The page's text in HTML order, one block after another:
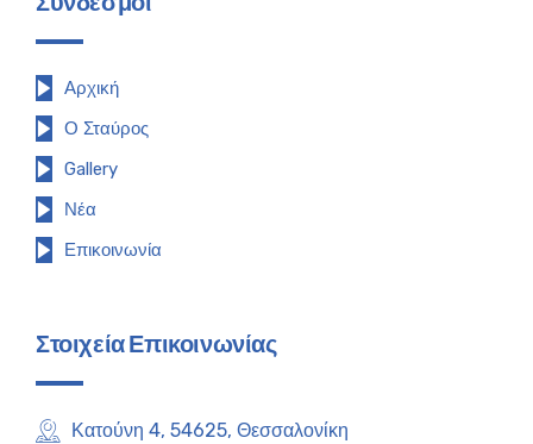
Αρχική
Ο Σταύρος
Gallery
Νέα
Επικοινωνία
Στοιχεία Επικοινωνίας
Κατούνη 4, 54625, Θεσσαλονίκη